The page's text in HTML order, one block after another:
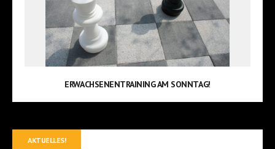
ERWACHSENENTRAINING AM SONNTAG!
AKTUELLES!